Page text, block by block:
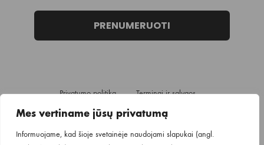
Mes vertiname jūsų privatumą
Informuojame, kad šioje svetainėje naudojami slapukai (angl.
PRENUMERUOTI
Privatumo politika
Terminai ir sąlygos